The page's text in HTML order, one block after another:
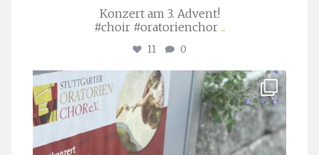
Konzert am 3. Advent!
#choir #oratorienchor ...
11 0
stuttgarter_oratorienchor
Juli 23